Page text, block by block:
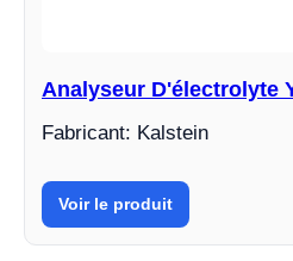
Analyseur D'électrolyte
Fabricant: Kalstein
Voir le produit